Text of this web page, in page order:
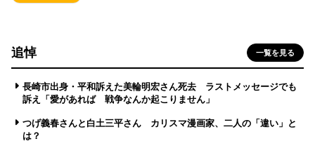
追悼 一覧を見る
長崎市出身・平和訴えた美輪明宏さん死去 ラストメッセージでも
訴え「愛があれば 戦争なんか起こりません」
つげ義春さんと白土三平さん カリスマ漫画家、二人の「違い」と
は？